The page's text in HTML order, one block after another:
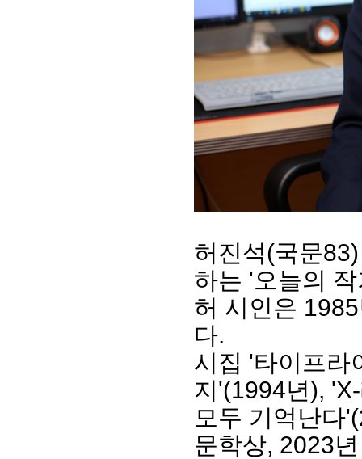
이사장 인사말
연혁·사업실적
역대 이사장
결산 공시
총동창
지부·지
언론에
동창회
포토뉴
영상갤
허진석(국문
하는 '오늘의
허 시인은
다.
시집 '타이프라
지'(1994년),
모두 기억난다
문학상, 2023